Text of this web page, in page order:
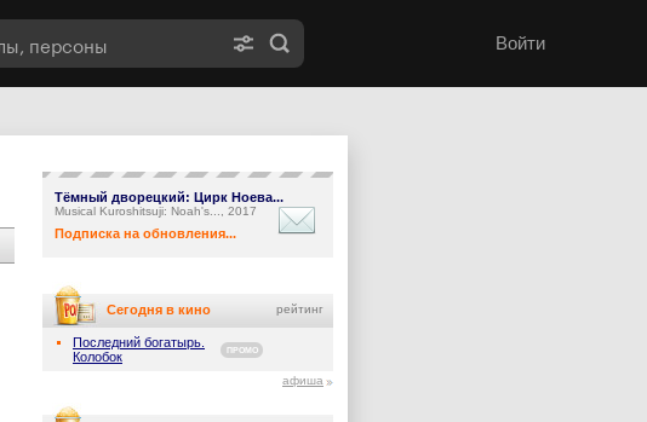
Войти
Тёмный дворецкий: Цирк Ноева...
Musical Kuroshitsuji: Noah's..., 2017
Подписка на обновления...
Сегодня в кино рейтинг
Последний богатырь.
Колобок
ПРОМО
афиша